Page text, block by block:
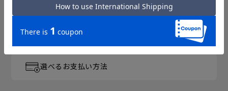
エース直営ならではの
「アフターサービス」
会員登録でさらに
「便利にお得にお買い物」を
選べるお支払い方法